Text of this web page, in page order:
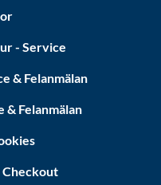
- Service
& Felanmälan
& Felanmälan
Checkout